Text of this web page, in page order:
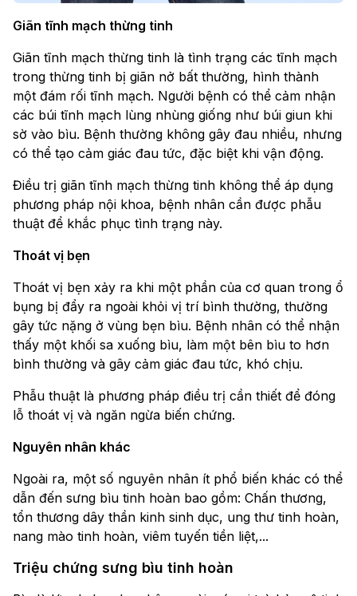
Giãn tĩnh mạch thừng tinh
Giãn tĩnh mạch thừng tinh là tình trạng các tĩnh mạch
trong thừng tinh bị giãn nở bất thường, hình thành
một đám rối tĩnh mạch. Người bệnh có thể cảm nhận
các búi tĩnh mạch lùng nhùng giống như búi giun khi
sờ vào bìu. Bệnh thường không gây đau nhiều, nhưng
có thể tạo cảm giác đau tức, đặc biệt khi vận động.
Điều trị giãn tĩnh mạch thừng tinh không thể áp dụng
phương pháp nội khoa, bệnh nhân cần được phẫu
thuật để khắc phục tình trạng này.
Thoát vị bẹn
Thoát vị bẹn xảy ra khi một phần của cơ quan trong ổ
bụng bị đẩy ra ngoài khỏi vị trí bình thường, thường
gây tức nặng ở vùng bẹn bìu. Bệnh nhân có thể nhận
thấy một khối sa xuống bìu, làm một bên bìu to hơn
bình thường và gây cảm giác đau tức, khó chịu.
Phẫu thuật là phương pháp điều trị cần thiết để đóng
lỗ thoát vị và ngăn ngừa biến chứng.
Nguyên nhân khác
Ngoài ra, một số nguyên nhân ít phổ biến khác có thể
dẫn đến sưng bìu tinh hoàn bao gồm: Chấn thương,
tổn thương dây thần kinh sinh dục, ung thư tinh hoàn,
nang mào tinh hoàn, viêm tuyến tiền liệt,...
Triệu chứng sưng bìu tinh hoàn